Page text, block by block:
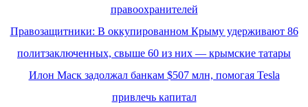
правоохранителей
Правозащитники: В оккупированном Крыму удерживают 86
политзаключенных, свыше 60 из них — крымские татары
Илон Маск задолжал банкам $507 млн, помогая Tesla
привлечь капитал